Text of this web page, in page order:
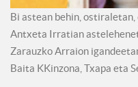
Bi astean behin,
Antxeta Irratian
Zarauzko Arraion
Baita KKinzona, Txapa eta